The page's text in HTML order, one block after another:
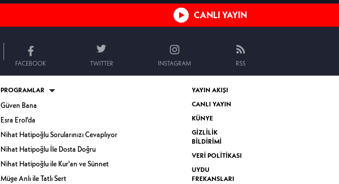
CANLI YAYIN
FACEBOOK TWITTER INSTAGRAM RSS
PROGRAMLAR
Güven Bana
Esra Erol'da
Nihat Hatipoğlu Sorularınızı Cevaplıyor
Nihat Hatipoğlu İle Dosta Doğru
Nihat Hatipoğlu ile Kur'an ve Sünnet
Müge Anlı ile Tatlı Sert
YAYIN AKIŞI
CANLI YAYIN
KÜNYE
GİZLİLİK
BİLDİRİMİ
VERİ POLİTİKASI
UYDU
FREKANSLARI